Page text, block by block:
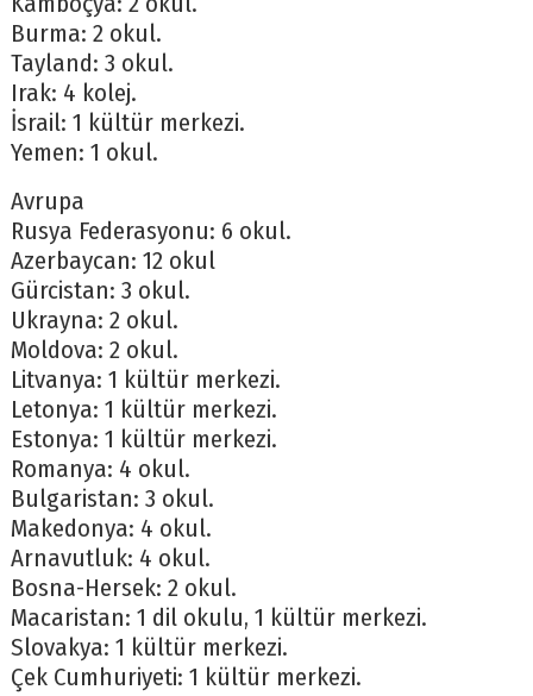
Burma: 2 okul.
Tayland: 3 okul.
Irak: 4 kolej.
İsrail: 1 kültür merkezi.
Yemen: 1 okul.
Avrupa
Rusya Federasyonu: 6 okul.
Azerbaycan: 12 okul
Gürcistan: 3 okul.
Ukrayna: 2 okul.
Moldova: 2 okul.
Litvanya: 1 kültür merkezi.
Letonya: 1 kültür merkezi.
Estonya: 1 kültür merkezi.
Romanya: 4 okul.
Bulgaristan: 3 okul.
Makedonya: 4 okul.
Arnavutluk: 4 okul.
Bosna-Hersek: 2 okul.
Macaristan: 1 dil okulu, 1 kültür merkezi.
Slovakya: 1 kültür merkezi.
Çek Cumhuriyeti: 1 kültür merkezi.